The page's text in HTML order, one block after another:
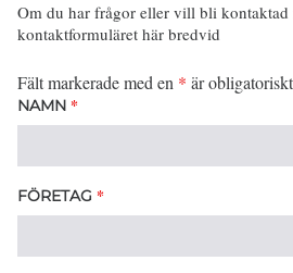
Om du har frågor eller vill bli
kontaktformuläret här bredvid
Fält markerade med en * är obligatoriskt
NAMN *
FÖRETAG *